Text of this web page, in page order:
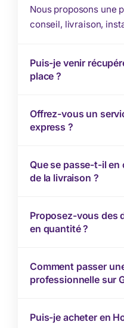
Nous proposons une
conseil, livraison,
Puis-je venir
place ?
Offrez-vous un
express ?
Que se passe-t-il
de la livraison ?
Proposez-vous des
en quantité ?
Comment passer
professionnelle sur
Puis-je acheter en